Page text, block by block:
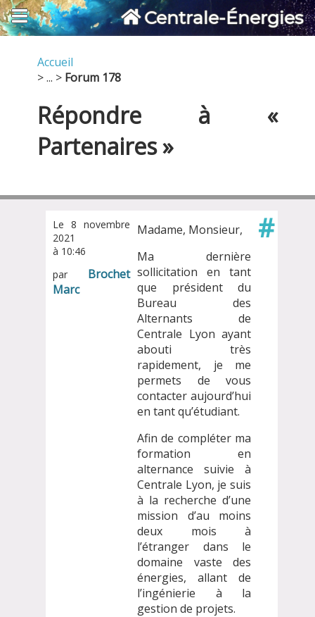
Centrale-Énergies
Accueil
> ... > Forum 178
Répondre à «
Partenaires »
Le 8 novembre
2021
à 10:46
par Brochet
Marc
Madame, Monsieur,
Ma dernière
sollicitation en tant
que président du
Bureau des
Alternants de
Centrale Lyon ayant
abouti très
rapidement, je me
permets de vous
contacter aujourd’hui
en tant qu’étudiant.
Afin de compléter ma
formation en
alternance suivie à
Centrale Lyon, je suis
à la recherche d’une
mission d’au moins
deux mois à
l’étranger dans le
domaine vaste des
énergies, allant de
l’ingénierie à la
gestion de projets.
#